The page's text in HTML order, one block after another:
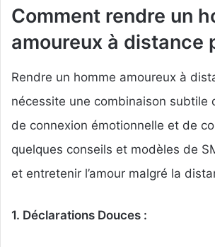
Comment rendre un
amoureux à distance
Rendre un homme amoureux à
nécessite une combinaison subtile
de connexion émotionnelle et de
quelques conseils et modèles de
et entretenir l’amour malgré la
1. Déclarations Douces :